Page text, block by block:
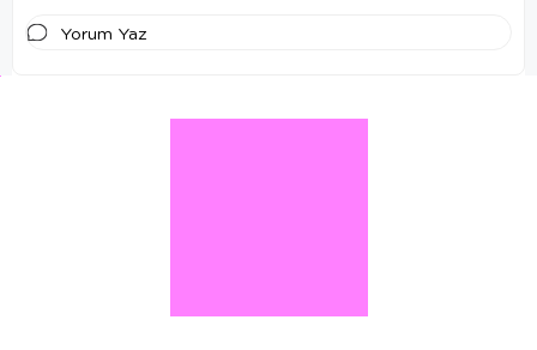
Yorum Yaz